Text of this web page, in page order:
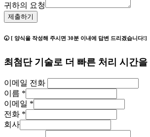
귀하의 요청
제출하기
🕢 [ 양식을 작성해 주시면 30분 이내에 답변 드리겠습니다!]
최첨단 기술로 더 빠른 처리 시간
이메일 전화
이름 *
이메일 *
전화 *
회사